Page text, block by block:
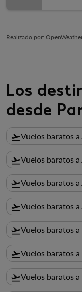
Realizado por:
Los
desde
flight_takeoffVuelos baratos
flight_takeoffVuelos baratos a
flight_takeoffVuelos baratos
flight_takeoffVuelos baratos a
flight_takeoffVuelos baratos
flight_takeoffVuelos baratos
flight_takeoffVuelos baratos